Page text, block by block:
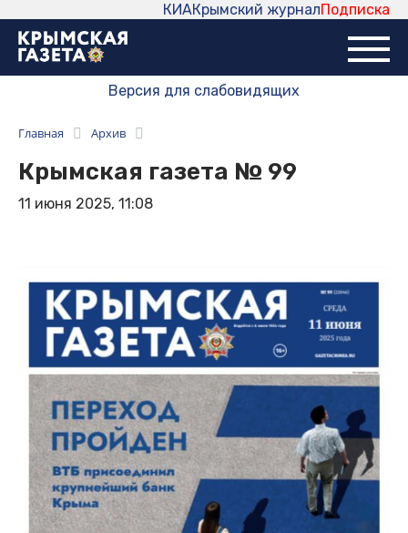
Подписка
Крымский журнал
КИА
Версия для слабовидящих
Главная Архив
Крымская газета № 99
11 июня 2025, 11:08